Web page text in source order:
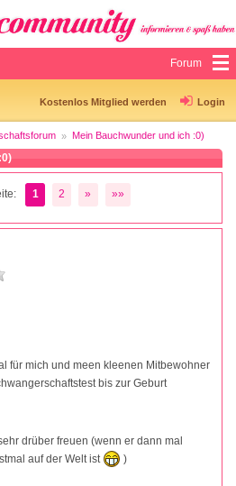
Forum
Kostenlos Mitglied werden Login
Mein Bauchwunder und ich :0)
1 2 » »»
für mich und meen kleenen Mitbewohner
bis zur Geburt
drüber freuen (wenn er dann mal
auf der Welt ist
)